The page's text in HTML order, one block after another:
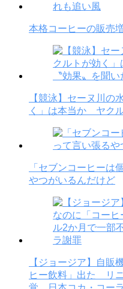
本格コーヒーの販売
【競泳】セーヌ川の
く」は本当か ヤク
「セブンコーヒーは
やつがいるんだけど
【ジョージア】自販
ヒー飲料」出た リ